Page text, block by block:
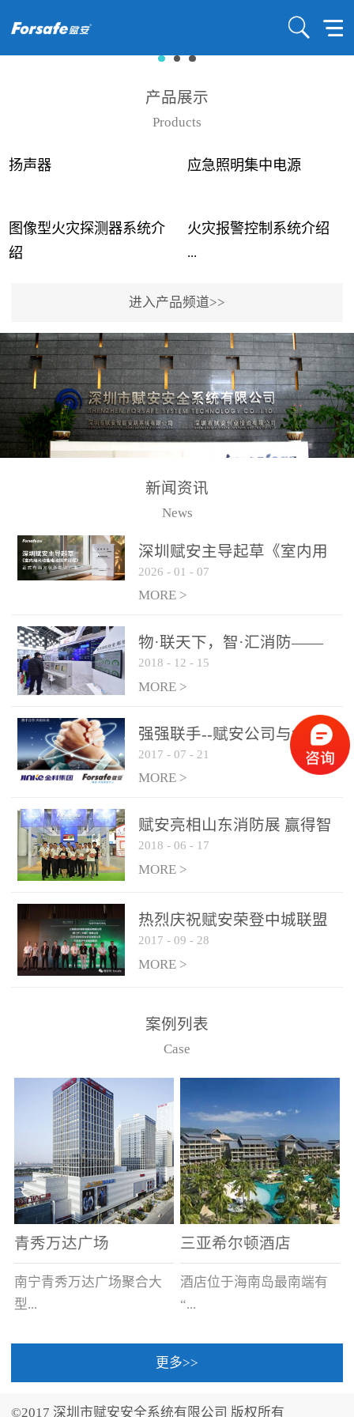
产品展示
Products
扬声器 应急照明集中电源
图像型火灾探测器系统介
绍
...
事故频发，传统的火灾探
测方法已无法满足要求。
尤其是目前众多的大型影
剧院、会议展览中心、体
育馆、大型仓库和隧道空
间等，其建筑结构特殊、
火灾隐患多。一旦发生火
传统的火灾关测器无法被
及时缺发，不能及早发现
和有效扑救火火，这不仅
力和闲难，同时也将造成
巨大的经济损失和社会影
响，基至还会造成人员伤
亡。图像型火灾探测器正
是针对这种高大空间建筑
物的消防设施、设备通过
现场图像的实时获取、预
处理和特征提取分析，实
现火焰的跟踪和识别。能
更早的进行预警，达到早
报早防的效果。 系统构
成示意图： 图像型火灾
和监控端两大部分组成。
两者之间通过以太网相
联，一台监控主机最多可
从监控主机上获取，最多
只能接6台，超过的需从现
火灾报警控制系统介绍
...
用了具有仲裁机制和冗余
校验的总线传输技术、线
路状态检测与保护技术、
后向光电感烟探测技术、
高可靠的系统抗干扰技术
等多项专利技术和专有技
警领域三十多年技术积累
和工程实践的结晶。
进入产品频道>>
新闻资讯
News
深圳赋安主导起草《室内用
光动能电池技术规程》 正式
布局光伏新能源产业
2026 - 01 - 07
MORE >
物·联天下，智·汇消防——
赋安F&S 2018上海消防展圆
满落幕
2018 - 12 - 15
MORE >
强强联手--赋安公司与金科
集团达成战略合作协议
2017 - 07 - 21
MORE >
赋安亮相山东消防展 赢得智
慧消防新荣耀
2018 - 06 - 17
MORE >
热烈庆祝赋安荣登中城联盟
联合采购战略合作平台
2017 - 09 - 28
MORE >
案例列表
Case
青秀万达广场
南宁青秀万达广场聚合大
型...
三亚希尔顿酒店
酒店位于海南岛最南端有
“...
中国的海岛天堂”之美称的
更多>>
©2017 深圳市赋安安全系统有限公司 版权所有